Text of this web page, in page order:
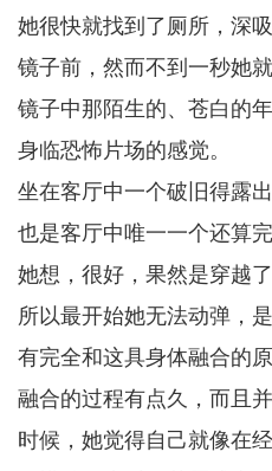
她很快就找到了厕所，深
镜子前，然而不到一秒她就
镜子中那陌生的、苍白的
身临恐怖片场的感觉。
坐在客厅中一个破旧得露
也是客厅中唯一一个还算完
她想，很好，果然是穿越了
所以最开始她无法动弹，
有完全和这具身体融合的
融合的过程有点久，而且
时候，她觉得自己就像在